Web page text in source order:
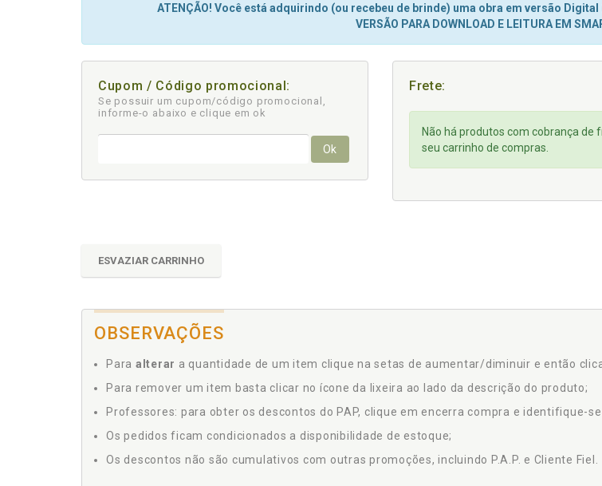
ATENÇÃO! Você está adquirindo (ou recebeu de brinde) uma obra em versão
VERSÃO PARA DOWNLOAD E LEITURA EM
Cupom / Código promocional:
Se possuir um cupom/código promocional,
informe-o abaixo e clique em ok
Ok
Frete:
Não há produtos com cobrança de
seu carrinho de compras.
ESVAZIAR CARRINHO
OBSERVAÇÕES
Para alterar a quantidade de um item clique na setas de aumentar/diminuir e então
Para remover um item basta clicar no ícone da lixeira ao lado da descrição do produto;
Professores: para obter os descontos do PAP, clique em encerra compra e identifique-
Os pedidos ficam condicionados a disponibilidade de estoque;
Os descontos não são cumulativos com outras promoções, incluindo P.A.P. e Cliente Fiel.